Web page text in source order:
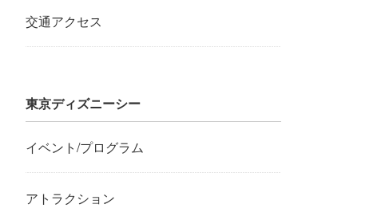
交通アクセス
東京ディズニーシー
イベント/プログラム
アトラクション